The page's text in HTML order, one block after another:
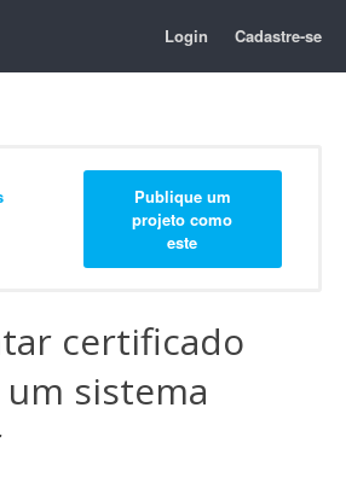
Login Cadastre-se
Publique um
projeto como
este
certificado
sistema